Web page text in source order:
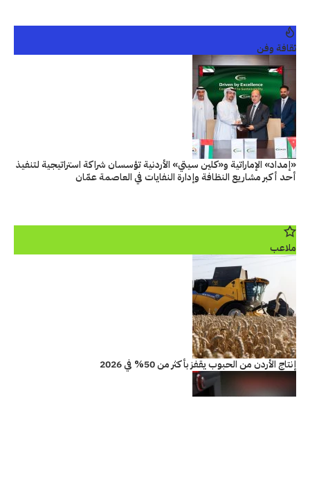
ثقافة وفن
«إمداد» الإماراتية و«كلين سيتي» الأردنية تؤسسان شراكة استراتيجية لتنفيذ
أحد أكبر مشاريع النظافة وإدارة النفايات في العاصمة عمّان
ملاعب
إنتاج الأردن من الحبوب يقفز بأكثر من 50% في 2026